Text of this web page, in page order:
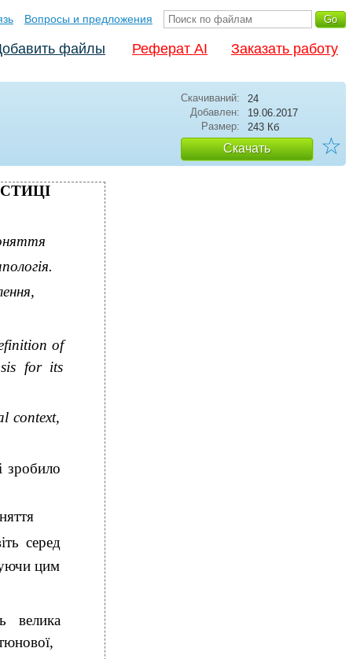
Вопросы и предложения
файлы Реферат AI Заказать работу
Скачиваний:
24
Добавлен:
19.06.2017
Размер:
243 Кб
Скачать ☆
of
for its
context,
зробило
серед
цим
велика